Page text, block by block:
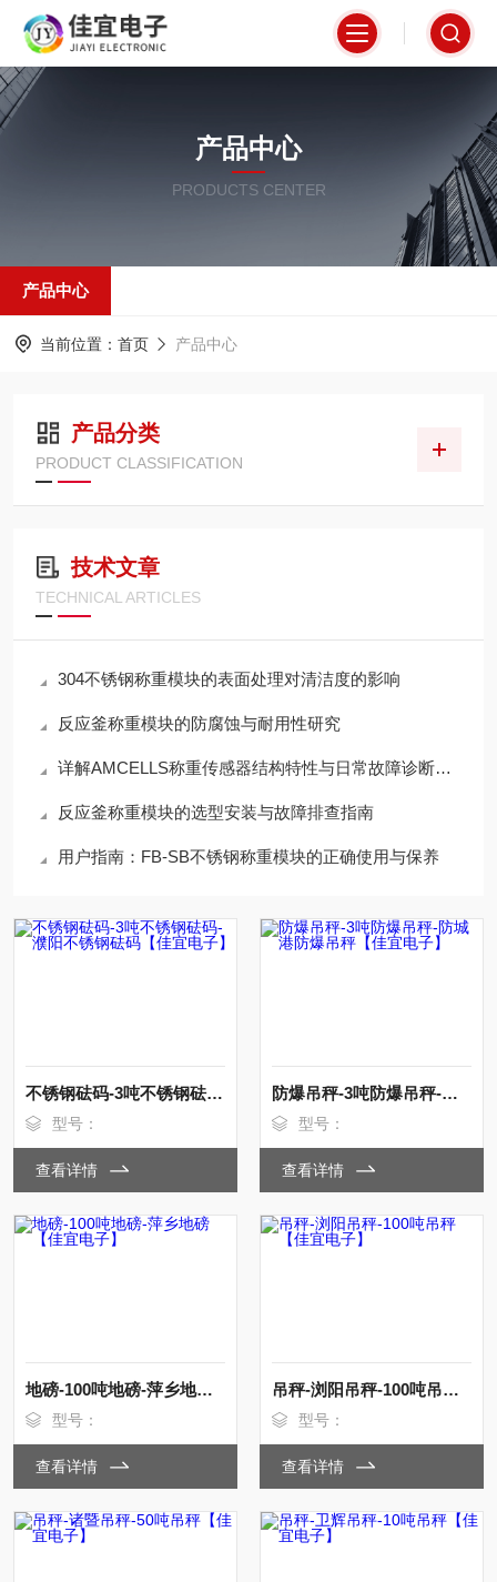
产品中心
PRODUCTS CENTER
产品中心
当前位置： 首页 产品中心
产品分类
PRODUCT CLASSIFICATION
技术文章
TECHNICAL ARTICLES
304不锈钢称重模块的表面处理对清洁度的影响
反应釜称重模块的防腐蚀与耐用性研究
详解AMCELLS称重传感器结构特性与日常故障诊断维修技术
反应釜称重模块的选型安装与故障排查指南
用户指南：FB-SB不锈钢称重模块的正确使用与保养
不锈钢砝码-3吨不锈钢砝码-濮阳不锈钢砝码【佳宜电子】
型号：
查看详情
防爆吊秤-3吨防爆吊秤-防城港防爆吊秤【佳宜电子】
型号：
查看详情
地磅-100吨地磅-萍乡地磅【佳宜电子】
型号：
查看详情
吊秤-浏阳吊秤-100吨吊秤【佳宜电子】
型号：
查看详情